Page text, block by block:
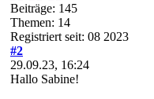
Beiträge: 145
Themen: 14
Registriert seit: 08 2023
#2
29.09.23, 16:24
Hallo Sabine!